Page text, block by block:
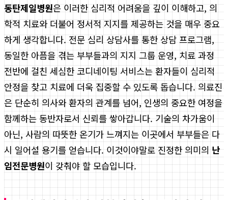
동탄제일병원은 이러한 심리적 어려움을 깊이 이해하고, 의
학적 치료와 더불어 정서적 지지를 제공하는 것을 매우 중요
하게 생각합니다. 전문 심리 상담사를 통한 상담 프로그램,
동일한 아픔을 겪는 부부들과의 지지 그룹 운영, 치료 과정
전반에 걸친 세심한 코디네이팅 서비스는 환자들이 심리적
안정을 찾고 치료에 더욱 집중할 수 있도록 돕습니다. 의료진
은 단순히 의사와 환자의 관계를 넘어, 인생의 중요한 여정을
함께하는 동반자로서 신뢰를 쌓아갑니다. 기술의 차가움이
아닌, 사람의 따뜻한 온기가 느껴지는 이곳에서 부부들은 다
시 일어설 용기를 얻습니다. 이것이야말로 진정한 의미의 난
임전문병원이 갖춰야 할 모습입니다.